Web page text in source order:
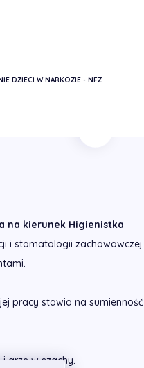
DZIECI W NARKOZIE - NFZ
na kierunek Higienistka
i stomatologii zachowawczej.
pracy stawia na sumienność
grze w szachy.